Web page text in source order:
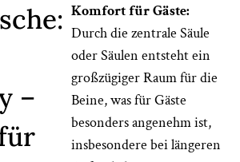
–
Komfort für Gäste:
Durch die zentrale Säule
oder Säulen entsteht ein
großzügiger Raum für die
Beine, was für Gäste
besonders angenehm ist,
insbesondere bei längeren